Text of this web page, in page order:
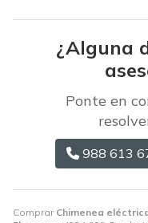
Comprar Chimenea
¿Alguna
Ponte en
988 613